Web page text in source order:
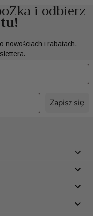
i odbierz
nowościach i rabatach.
Zapisz się



